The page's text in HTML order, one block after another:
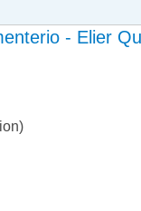
- Elier